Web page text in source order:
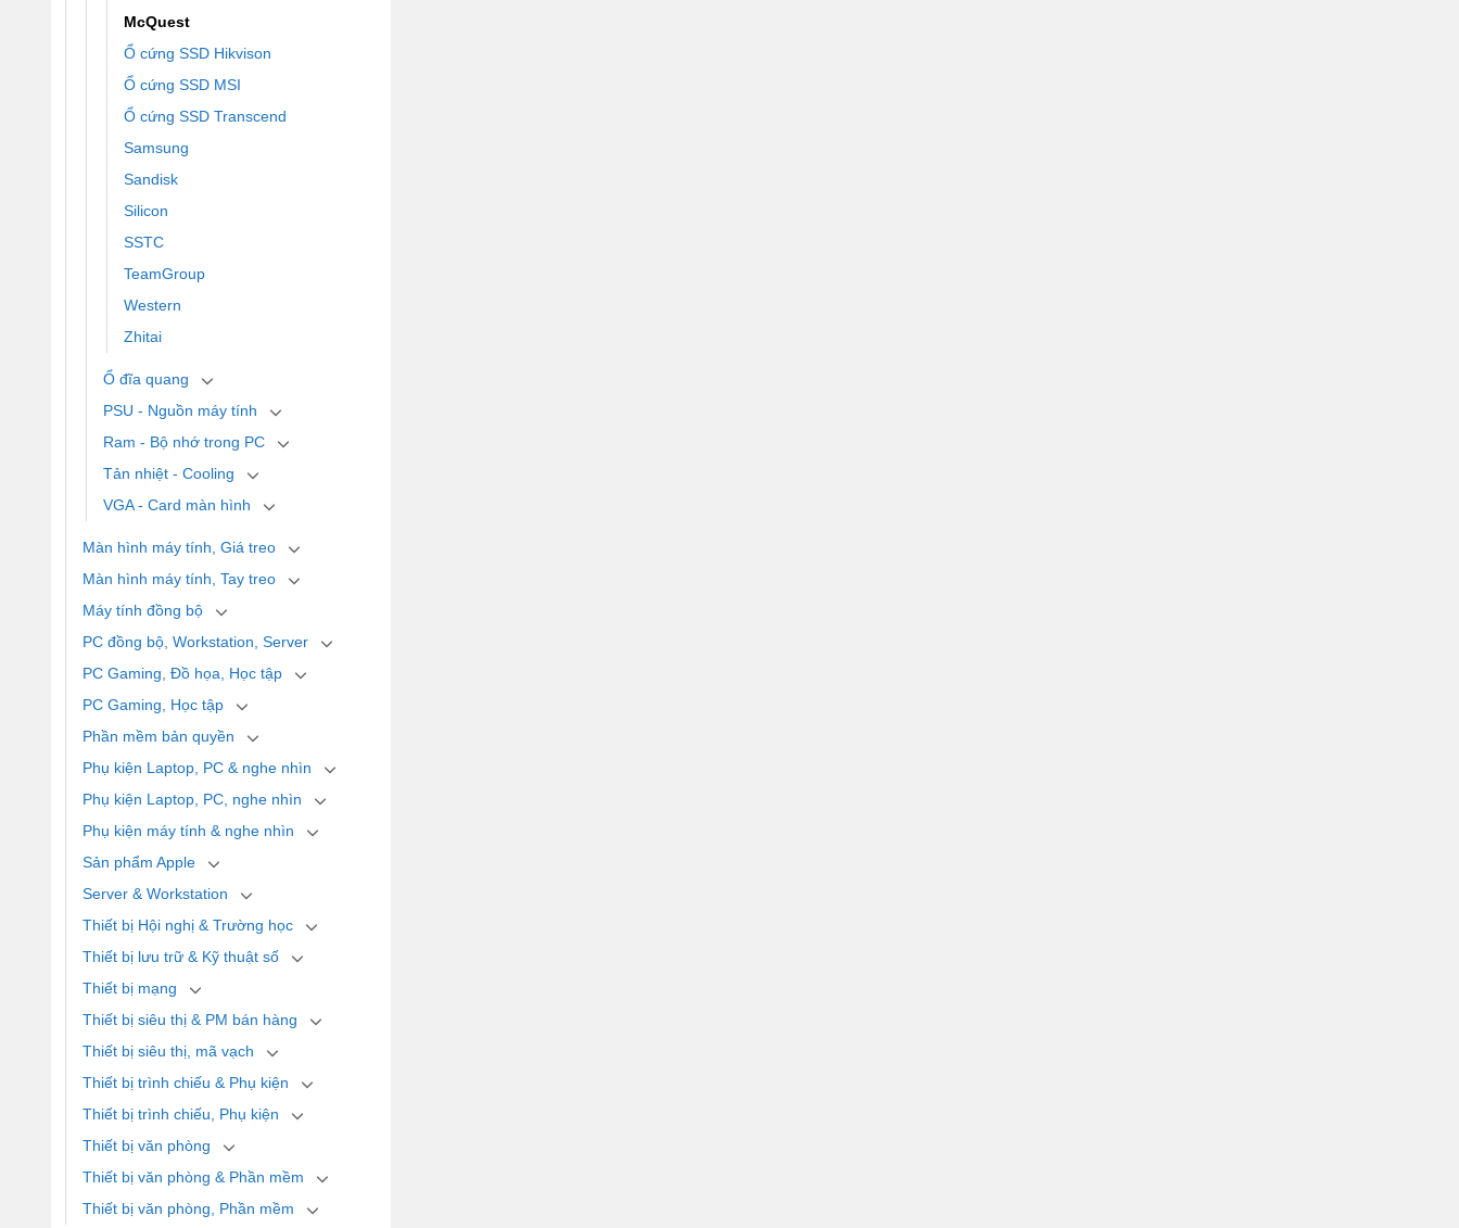
McQuest
Ổ cứng SSD Hikvison
Ổ cứng SSD MSI
Ổ cứng SSD Transcend
Samsung
Sandisk
Silicon
SSTC
TeamGroup
Western
Zhitai
Ổ đĩa quang
PSU - Nguồn máy tính
Ram - Bộ nhớ trong PC
Tản nhiệt - Cooling
VGA - Card màn hình
Màn hình máy tính, Giá treo
Màn hình máy tính, Tay treo
Máy tính đồng bộ
PC đồng bộ, Workstation, Server
PC Gaming, Đồ họa, Học tập
PC Gaming, Học tập
Phần mềm bản quyền
Phụ kiện Laptop, PC & nghe nhìn
Phụ kiện Laptop, PC, nghe nhìn
Phụ kiện máy tính & nghe nhìn
Sản phẩm Apple
Server & Workstation
Thiết bị Hội nghị & Trường học
Thiết bị lưu trữ & Kỹ thuật số
Thiết bị mạng
Thiết bị siêu thị & PM bán hàng
Thiết bị siêu thị, mã vạch
Thiết bị trình chiếu & Phụ kiện
Thiết bị trình chiếu, Phụ kiện
Thiết bị văn phòng
Thiết bị văn phòng & Phần mềm
Thiết bị văn phòng, Phần mềm